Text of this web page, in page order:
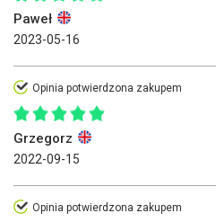
Paweł
2023-05-16
Opinia potwierdzona zakupem
Grzegorz
2022-09-15
Opinia potwierdzona zakupem